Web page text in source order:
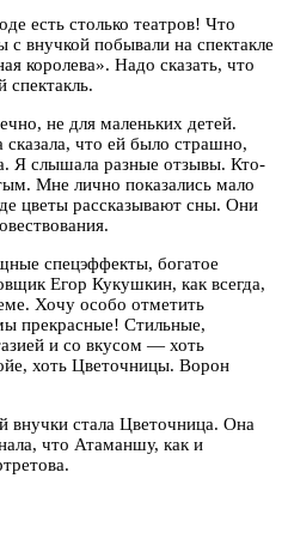
есть столько театров! Что
внучкой побывали на спектакле
королева». Надо сказать, что
спектакль.
не для маленьких детей.
что ей было страшно,
Я слышала разные отзывы. Кто-
Мне лично показались мало
цветы рассказывают сны. Они
спецэффекты, богатое
Егор Кукушкин, как всегда,
Хочу особо отметить
прекрасные! Стильные,
и со вкусом — хоть
хоть Цветочницы. Ворон
внучки стала Цветочница. Она
что Атаманшу, как и